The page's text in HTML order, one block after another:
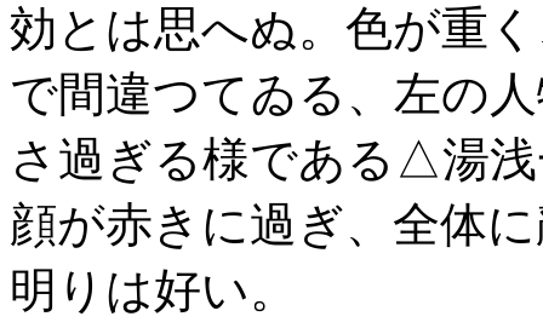
効とは思へぬ。色が重
で間違つてゐる、左の
さ過ぎる様である△湯
顔が赤きに過ぎ、全体
明りは好い。